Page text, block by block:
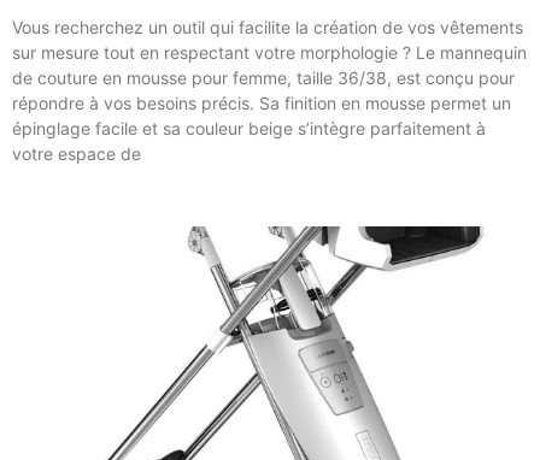
Vous recherchez un outil qui facilite la création de vos vêtements
sur mesure tout en respectant votre morphologie ? Le mannequin
de couture en mousse pour femme, taille 36/38, est conçu pour
répondre à vos besoins précis. Sa finition en mousse permet un
épinglage facile et sa couleur beige s’intègre parfaitement à
votre espace de